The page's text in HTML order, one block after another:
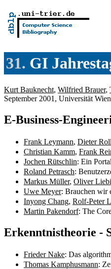
31. GI
Kurt Bauknecht, Wilfried Brauer,
September 2001, Universität
E-Business-
Frank Leymann, Dieter
Christian Kamm, Frank
Jochen Rütschlin: Ein
Roland Petrasch:
Markus Müller, Oliver
Uwe Meyer: Brauchen wir
Inyong Chang, Rolf-Peter
Martin Pakendorf: The
Erkenntnistheorie -
Frieder Nake: Das
Thomas Kamphusmann: